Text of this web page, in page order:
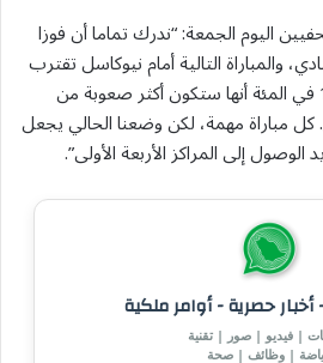
اليوم الجمعة: “ندرك تماما أن فوزا
والمباراة التالية أمام نيوكاسل تقترب
بسرعة، أنا متأكد بنسبة 100 في المئة أنها ستكون أكثر صعوبة من
كل مباراة مهمة، لكن وضعنا الحالي يجعل
الوصول إلى المراكز الأربعة الأولى”.
أخبار حصرية - أوامر ملكية
| فيديو | صور | تقنية
| وظائف | صحة